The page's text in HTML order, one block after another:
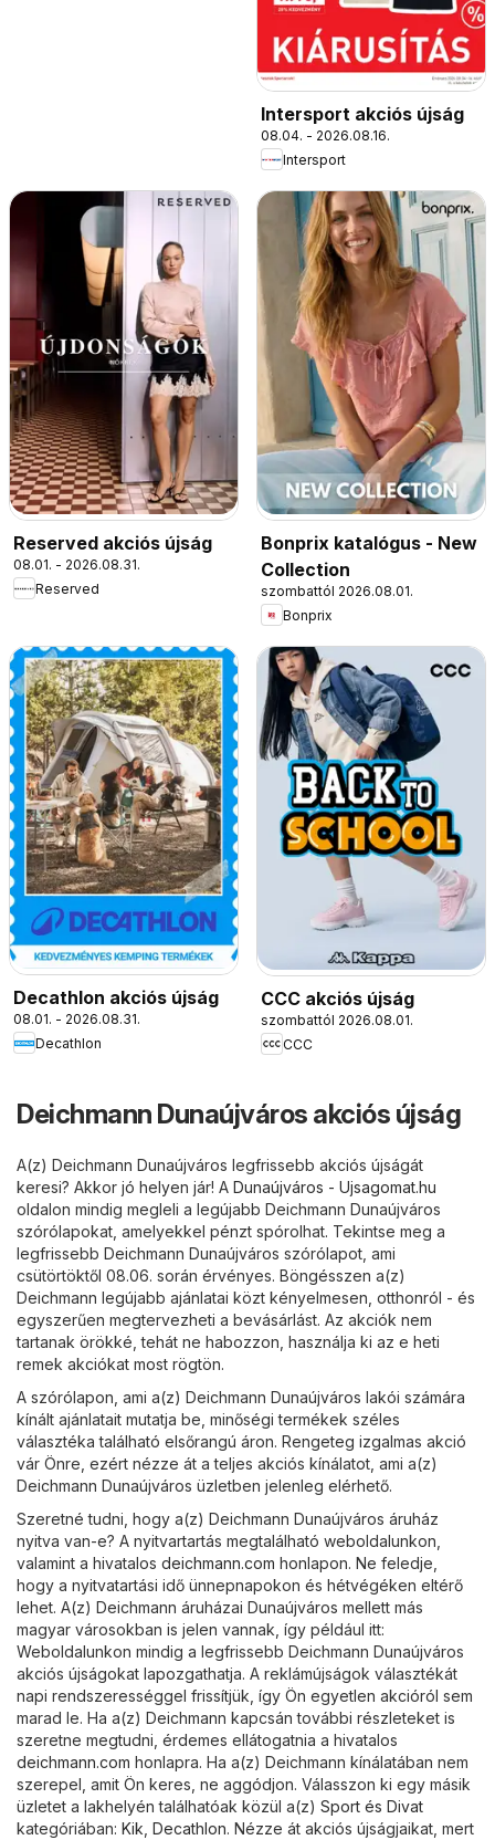
Intersport akciós újság
08.04. - 2026.08.16.
Intersport
Reserved akciós újság
08.01. - 2026.08.31.
Reserved
Bonprix katalógus - New
Collection
szombattól 2026.08.01.
Bonprix
Decathlon akciós újság
08.01. - 2026.08.31.
Decathlon
CCC akciós újság
szombattól 2026.08.01.
CCC
Deichmann Dunaújváros akciós újság
A(z) Deichmann Dunaújváros legfrissebb akciós újságát
keresi? Akkor jó helyen jár! A Dunaújváros - Ujsagomat.hu
oldalon mindig megleli a legújabb Deichmann Dunaújváros
szórólapokat, amelyekkel pénzt spórolhat. Tekintse meg a
legfrissebb Deichmann Dunaújváros szórólapot, ami
csütörtöktől 08.06. során érvényes. Böngésszen a(z)
Deichmann legújabb ajánlatai közt kényelmesen, otthonról - és
egyszerűen megtervezheti a bevásárlást. Az akciók nem
tartanak örökké, tehát ne habozzon, használja ki az e heti
remek akciókat most rögtön.
A szórólapon, ami a(z) Deichmann Dunaújváros lakói számára
kínált ajánlatait mutatja be, minőségi termékek széles
választéka található elsőrangú áron. Rengeteg izgalmas akció
vár Önre, ezért nézze át a teljes akciós kínálatot, ami a(z)
Deichmann Dunaújváros üzletben jelenleg elérhető.
Szeretné tudni, hogy a(z) Deichmann Dunaújváros áruház
nyitva van-e? A nyitvartartás megtalálható weboldalunkon,
valamint a hivatalos deichmann.com honlapon. Ne feledje,
hogy a nyitvatartási idő ünnepnapokon és hétvégéken eltérő
lehet. A(z) Deichmann áruházai Dunaújváros mellett más
magyar városokban is jelen vannak, így például itt:
Weboldalunkon mindig a legfrissebb Deichmann Dunaújváros
akciós újságokat lapozgathatja. A reklámújságok választékát
napi rendszerességgel frissítjük, így Ön egyetlen akcióról sem
marad le. Ha a(z) Deichmann kapcsán további részleteket is
szeretne megtudni, érdemes ellátogatnia a hivatalos
deichmann.com honlapra. Ha a(z) Deichmann kínálatában nem
szerepel, amit Ön keres, ne aggódjon. Válasszon ki egy másik
üzletet a lakhelyén találhatóak közül a(z) Sport és Divat
kategóriában: Kik Decathlon. Nézze át akciós újságjaikat, mert